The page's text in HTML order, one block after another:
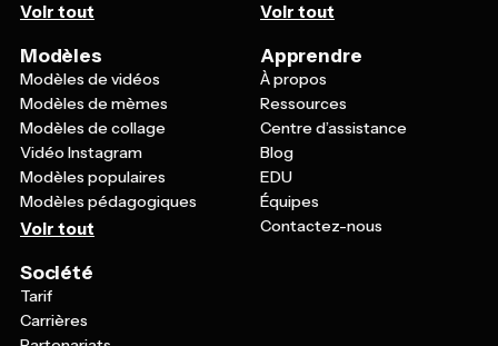
Voir tout Voir tout
Modèles
Modèles de vidéos
Modèles de mèmes
Modèles de collage
Vidéo Instagram
Modèles populaires
Modèles pédagogiques
Voir tout
Apprendre
À propos
Ressources
Centre d’assistance
Blog
EDU
Équipes
Contactez-nous
Société
Tarif
Carrières